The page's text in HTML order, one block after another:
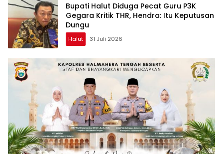
Bupati Halut Diduga Pecat Guru P3K
Gegara Kritik THR, Hendra: Itu Keputusan
Dungu
Halut 31 Juli 2026